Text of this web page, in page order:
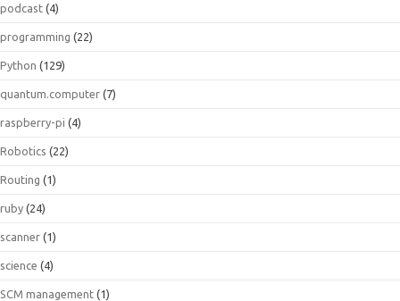
podcast (4)
programming (22)
Python (129)
quantum.computer (7)
raspberry-pi (4)
Robotics (22)
Routing (1)
ruby (24)
scanner (1)
science (4)
SCM management (1)